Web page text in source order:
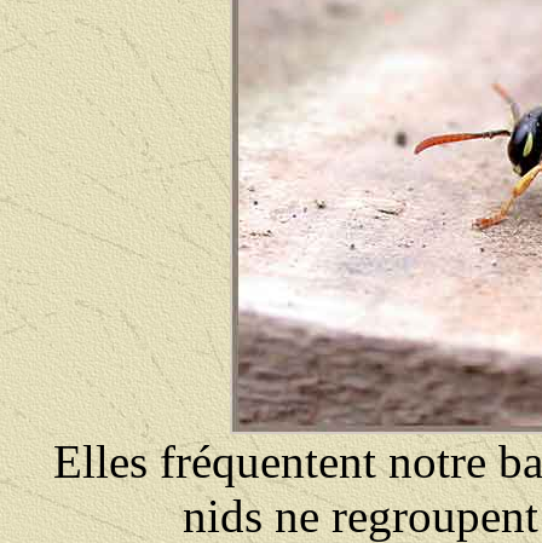
Elles fréquentent notre
nids ne